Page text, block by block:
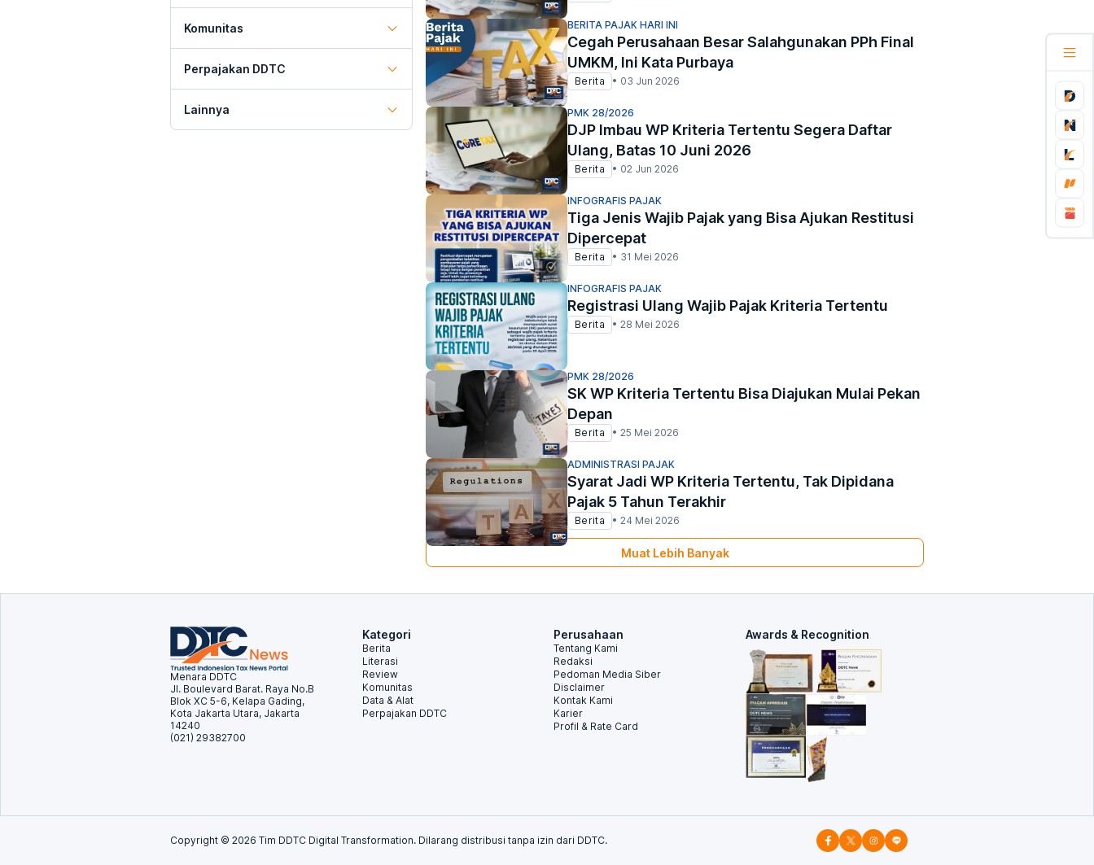
Komunitas
Perpajakan DDTC
Lainnya
BERITA PAJAK HARI INI
Cegah Perusahaan Besar Salahgunakan PPh Final
UMKM, Ini Kata Purbaya
Berita • 03 Jun 2026
PMK 28/2026
DJP Imbau WP Kriteria Tertentu Segera Daftar
Ulang, Batas 10 Juni 2026
Berita • 02 Jun 2026
INFOGRAFIS PAJAK
Tiga Jenis Wajib Pajak yang Bisa Ajukan Restitusi
Dipercepat
Berita • 31 Mei 2026
INFOGRAFIS PAJAK
Registrasi Ulang Wajib Pajak Kriteria Tertentu
Berita • 28 Mei 2026
PMK 28/2026
SK WP Kriteria Tertentu Bisa Diajukan Mulai Pekan
Depan
Berita • 25 Mei 2026
ADMINISTRASI PAJAK
Syarat Jadi WP Kriteria Tertentu, Tak Dipidana
Pajak 5 Tahun Terakhir
Berita • 24 Mei 2026
Muat Lebih Banyak
Menara DDTC
Jl. Boulevard Barat. Raya No.B
Blok XC 5-6, Kelapa Gading,
Kota Jakarta Utara, Jakarta
14240
(021) 29382700
Kategori
Berita
Literasi
Review
Komunitas
Data & Alat
Perpajakan DDTC
Perusahaan
Tentang Kami
Redaksi
Pedoman Media Siber
Disclaimer
Kontak Kami
Karier
Profil & Rate Card
Awards & Recognition
Copyright © 2026 Tim DDTC Digital Transformation. Dilarang distribusi tanpa izin dari DDTC.